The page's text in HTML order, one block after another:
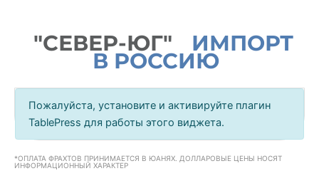
"СЕВЕР-ЮГ" ИМПОРТ
В РОССИЮ
Пожалуйста, установите и активируйте плагин
TablePress для работы этого виджета.
*ОПЛАТА ФРАХТОВ ПРИНИМАЕТСЯ В ЮАНЯХ. ДОЛЛАРОВЫЕ ЦЕНЫ НОСЯТ
ИНФОРМАЦИОННЫЙ ХАРАКТЕР